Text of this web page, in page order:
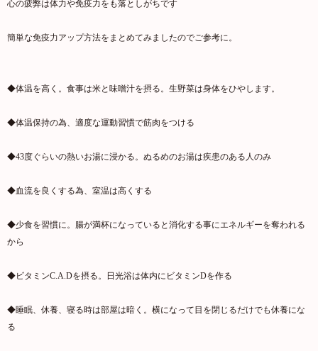
心の疲弊は体力や免疫力をも落としがちです
簡単な免疫力アップ方法をまとめてみましたのでご参考に。
◆体温を高く。食事は米と味噌汁を摂る。生野菜は身体をひやします。
◆体温保持の為、適度な運動習慣で筋肉をつける
◆43度ぐらいの熱いお湯に浸かる。ぬるめのお湯は疾患のある人のみ
◆血流を良くする為、室温は高くする
◆少食を習慣に。腸が満杯になっていると消化する事にエネルギーを奪われる
から
◆ビタミンC.A.Dを摂る。日光浴は体内にビタミンDを作る
◆睡眠、休養、寝る時は部屋は暗く。横になって目を閉じるだけでも休養にな
る